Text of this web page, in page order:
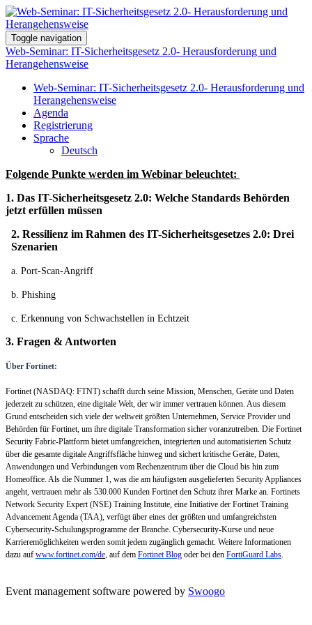
Toggle navigation
Web-Seminar: IT-Sicherheitsgesetz 2.0- Herausforderung und
Herangehensweise
Web-Seminar: IT-Sicherheitsgesetz 2.0- Herausforderung und
Herangehensweise
Agenda
Registrierung
Sprache
Deutsch
Folgende Punkte werden im Webinar beleuchtet:
1. Das IT-Sicherheitsgesetz 2.0: Welche Standards Behörden
jetzt erfüllen müssen
2. Ressilienz im Rahmen des IT-Sicherheitsgesetzes 2.0: Drei
Szenarien
a. Port-Scan-Angriff
b. Phishing
c. Erkennung von Schwachstellen in Echtzeit
3. Fragen & Antworten
Über Fortinet:
Fortinet (NASDAQ: FTNT) schafft durch seine Mission, Menschen, Geräte und Daten
jederzeit zu schützen, eine digitale Welt, der wir immer vertrauen können. Aus diesem
Grund entscheiden sich viele der weltweit größten Unternehmen, Service Provider und
Behörden für Fortinet, um ihre digitale Transformation sicher voranzutreiben. Die Fortinet
Security Fabric-Plattform bietet umfangreichen, integrierten und automatisierten Schutz
über die gesamte digitale Angriffsfläche hinweg und sichert kritische Geräte, Daten,
Anwendungen und Verbindungen vom Rechenzentrum über die Cloud bis hin zum
Homeoffice. Als die Nummer 1, was die am häufigsten ausgelieferten Security Appliances
angeht, vertrauen mehr als 530.000 Kunden Fortinet den Schutz ihrer Marke an. Fortinets
Network Security Expert (NSE) Training Institute, eine Initiative der Fortinet Training
Advancement Agenda (TAA), verfügt über eines der größten und umfangreichsten
Cybersecurity-Schulungsprogramme der Branche. Cybersecurity-Kurse und neue
Karrieremöglichkeiten werden somit jedem zugänglich gemacht. Weitere Informationen
dazu auf www.fortinet.com/de, auf dem Fortinet Blog oder bei den FortiGuard Labs.
Event management software powered by Swoogo